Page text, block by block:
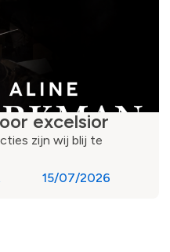
excelsior
zijn wij blij te
15/07/2026